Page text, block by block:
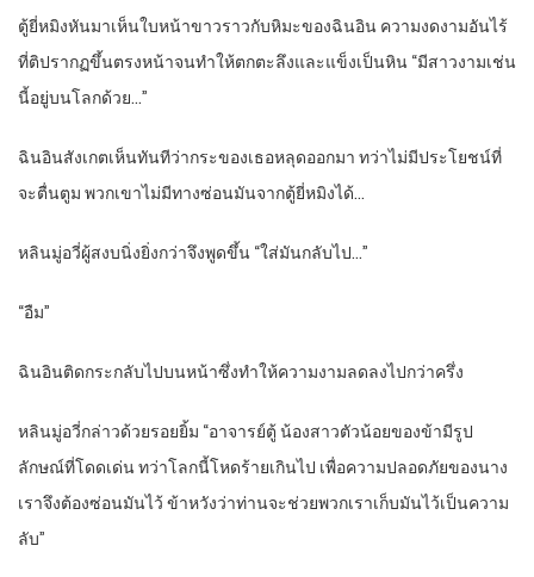
ตู้ยี่หมิงหันมาเห็นใบหน้าขาวราวกับหิมะของฉินอิน ความงดงามอันไร้
ที่ติปรากฏขึ้นตรงหน้าจนทำให้ตกตะลึงและแข็งเป็นหิน “มีสาวงามเช่น
นี้อยู่บนโลกด้วย…”
ฉินอินสังเกตเห็นทันทีว่ากระของเธอหลุดออกมา ทว่าไม่มีประโยชน์ที่
จะตื่นตูม พวกเขาไม่มีทางซ่อนมันจากตู้ยี่หมิงได้…
หลินมู่อวี่ผู้สงบนิ่งยิ่งกว่าจึงพูดขึ้น “ใส่มันกลับไป…”
“อืม”
ฉินอินติดกระกลับไปบนหน้าซึ่งทำให้ความงามลดลงไปกว่าครึ่ง
หลินมู่อวี่กล่าวด้วยรอยยิ้ม “อาจารย์ตู้ น้องสาวตัวน้อยของข้ามีรูป
ลักษณ์ที่โดดเด่น ทว่าโลกนี้โหดร้ายเกินไป เพื่อความปลอดภัยของนาง
เราจึงต้องซ่อนมันไว้ ข้าหวังว่าท่านจะช่วยพวกเราเก็บมันไว้เป็นความ
ลับ”